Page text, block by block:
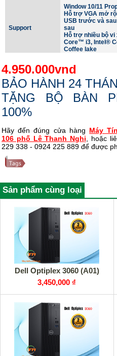
Support
Window 10/11
Hỗ trợ VGA mở
USB trước và
sau
Hỗ trợ nhiều bộ
Core™ i3, Intel®
Coffee lake
4.950.000vnd
BẢO HÀNH 24
TẶNG BỘ BÀN
100%
Hãy đến đúng cửa hàng Máy
106 phố Lê Thanh Nghị , hoặc
229 338 - 0924 225 889 để được
Sản phẩm cùng loại
Dell Optiplex 3060 (A01)
3,450,000 ₫